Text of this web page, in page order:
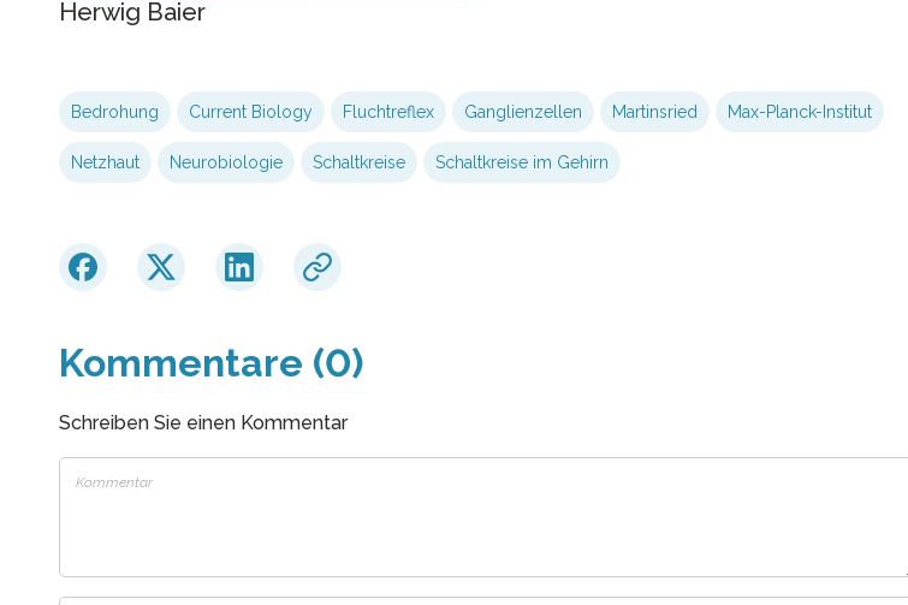
Herwig Baier
Bedrohung Current Biology Fluchtreflex Ganglienzellen Martinsried Max-Planck-Institut
Netzhaut Neurobiologie Schaltkreise Schaltkreise im Gehirn
Kommentare (0)
Schreiben Sie einen Kommentar